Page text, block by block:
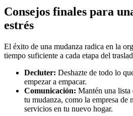
Consejos finales para
estrés
El éxito de una mudanza radica en la
tiempo suficiente a cada etapa del
Decluter: Deshazte de todo lo
empezar a empacar.
Comunicación: Mantén una lista
tu mudanza, como la empresa de
servicios en tu nuevo hogar.